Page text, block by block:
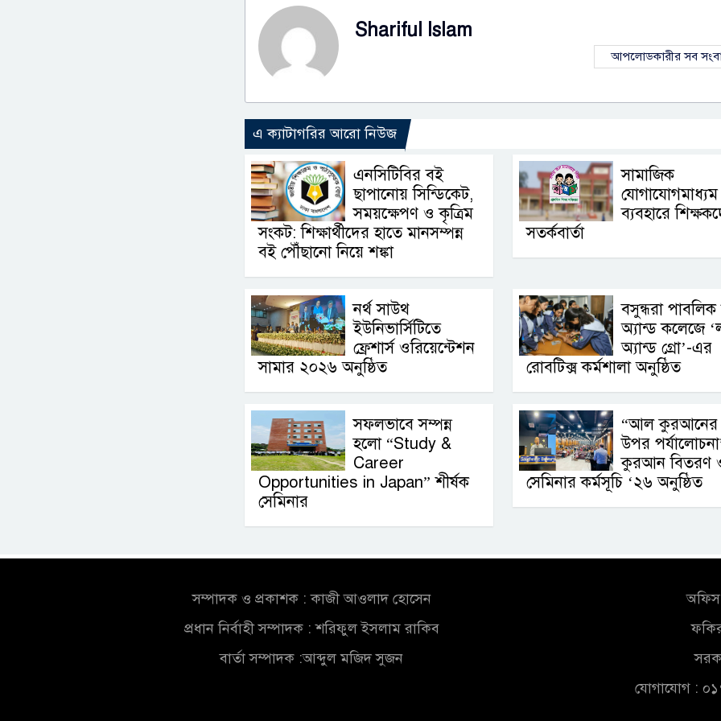
Shariful Islam
আপলোডকারীর সব
এ ক্যাটাগরির আরো নিউজ
এনসিটিবির বই
ছাপানোয় সিন্ডিকেট,
সময়ক্ষেপণ ও কৃত্রিম
সংকট: শিক্ষার্থীদের হাতে মানসম্পন্ন
বই পৌঁছানো নিয়ে শঙ্কা
সামাজিক
যোগাযোগমাধ্যম
ব্যবহারে
সতর্কবার্তা
নর্থ সাউথ
ইউনিভার্সিটিতে
ফ্রেশার্স ওরিয়েন্টেশন
সামার ২০২৬ অনুষ্ঠিত
বসুন্ধরা পাবলিক
অ্যান্ড কলেজে
অ্যান্ড গ্রো’-এর
রোবটিক্স কর্মশালা অনুষ্ঠিত
সফলভাবে সম্পন্ন
হলো “Study &
Career
Opportunities in Japan” শীর্ষক
সেমিনার
“আল কুরআনের
উপর
কুরআন বিতরণ
সেমিনার কর্মসূচি ‘২৬ অনুষ্ঠিত
সম্পাদক ও প্রকাশক : কাজী আওলাদ হোসেন
প্রধান নির্বাহী সম্পাদক : শরিফুল ইসলাম রাকিব
বার্তা সম্পাদক :আব্দুল মজিদ সুজন
যোগাযোগ :